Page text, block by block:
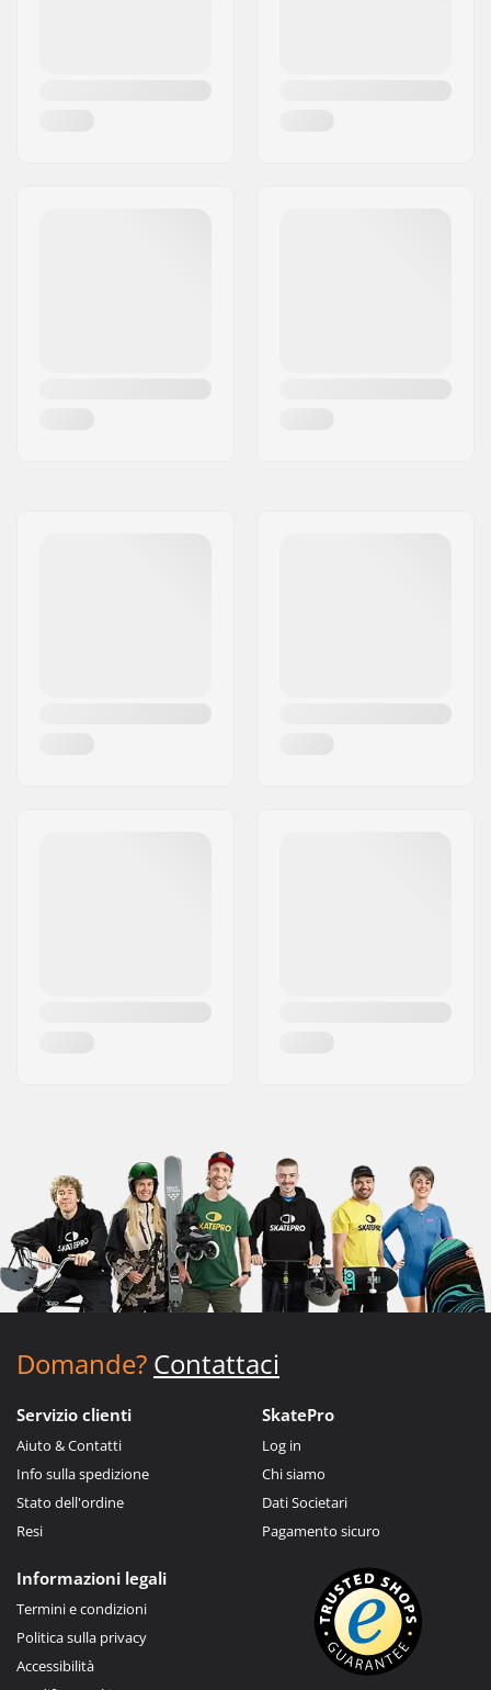
Domande? Contattaci
Servizio clienti
Aiuto & Contatti
Info sulla spedizione
Stato dell'ordine
Resi
SkatePro
Log in
Chi siamo
Dati Societari
Pagamento sicuro
Informazioni legali
Termini e condizioni
Politica sulla privacy
Accessibilità